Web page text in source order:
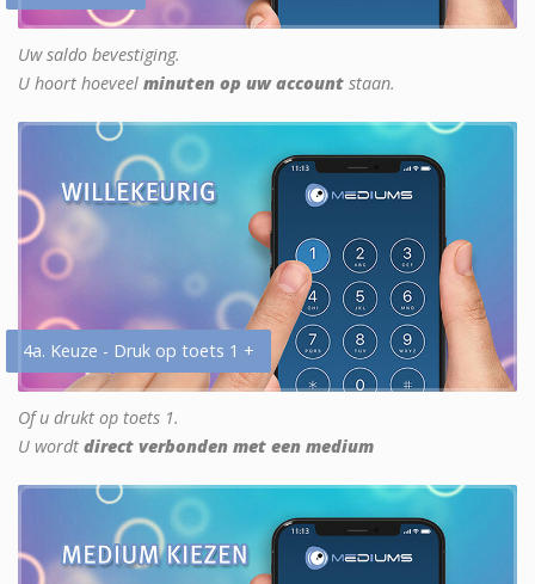
Uw saldo bevestiging.
U hoort hoeveel minuten op uw account staan.
4a. Keuze - Druk op toets 1 +
Of u drukt op toets 1.
U wordt direct verbonden met een medium